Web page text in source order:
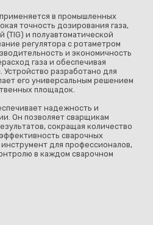
в промышленных
точность дозирования газа,
(TIG) и полуавтоматической
регулятора с ротаметром
и экономичность
газа и обеспечивая
Устройство разработано для
его универсальным решением
площадок.
надежность и
Он позволяет сварщикам
сокращая количество
сварочных
для профессионалов,
в каждом сварочном